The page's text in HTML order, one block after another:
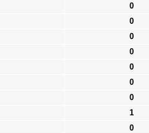
0
0
0
0
0
0
0
1
0